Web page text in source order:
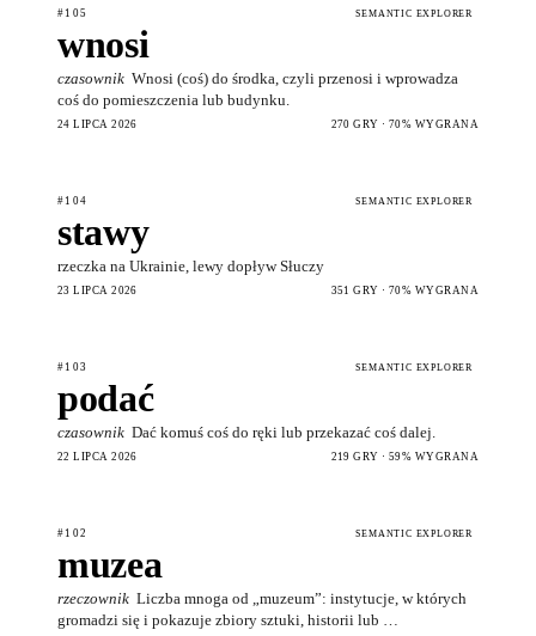
#105 SEMANTIC EXPLORER
wnosi
czasownik Wnosi (coś) do środka, czyli przenosi i wprowadza
coś do pomieszczenia lub budynku.
24 LIPCA 2026 270 GRY · 70% WYGRANA
#104 SEMANTIC EXPLORER
stawy
rzeczka na Ukrainie, lewy dopływ Słuczy
23 LIPCA 2026 351 GRY · 70% WYGRANA
#103 SEMANTIC EXPLORER
podać
czasownik Dać komuś coś do ręki lub przekazać coś dalej.
22 LIPCA 2026 219 GRY · 59% WYGRANA
#102 SEMANTIC EXPLORER
muzea
rzeczownik Liczba mnoga od „muzeum”: instytucje, w których
gromadzi się i pokazuje zbiory sztuki, historii lub …